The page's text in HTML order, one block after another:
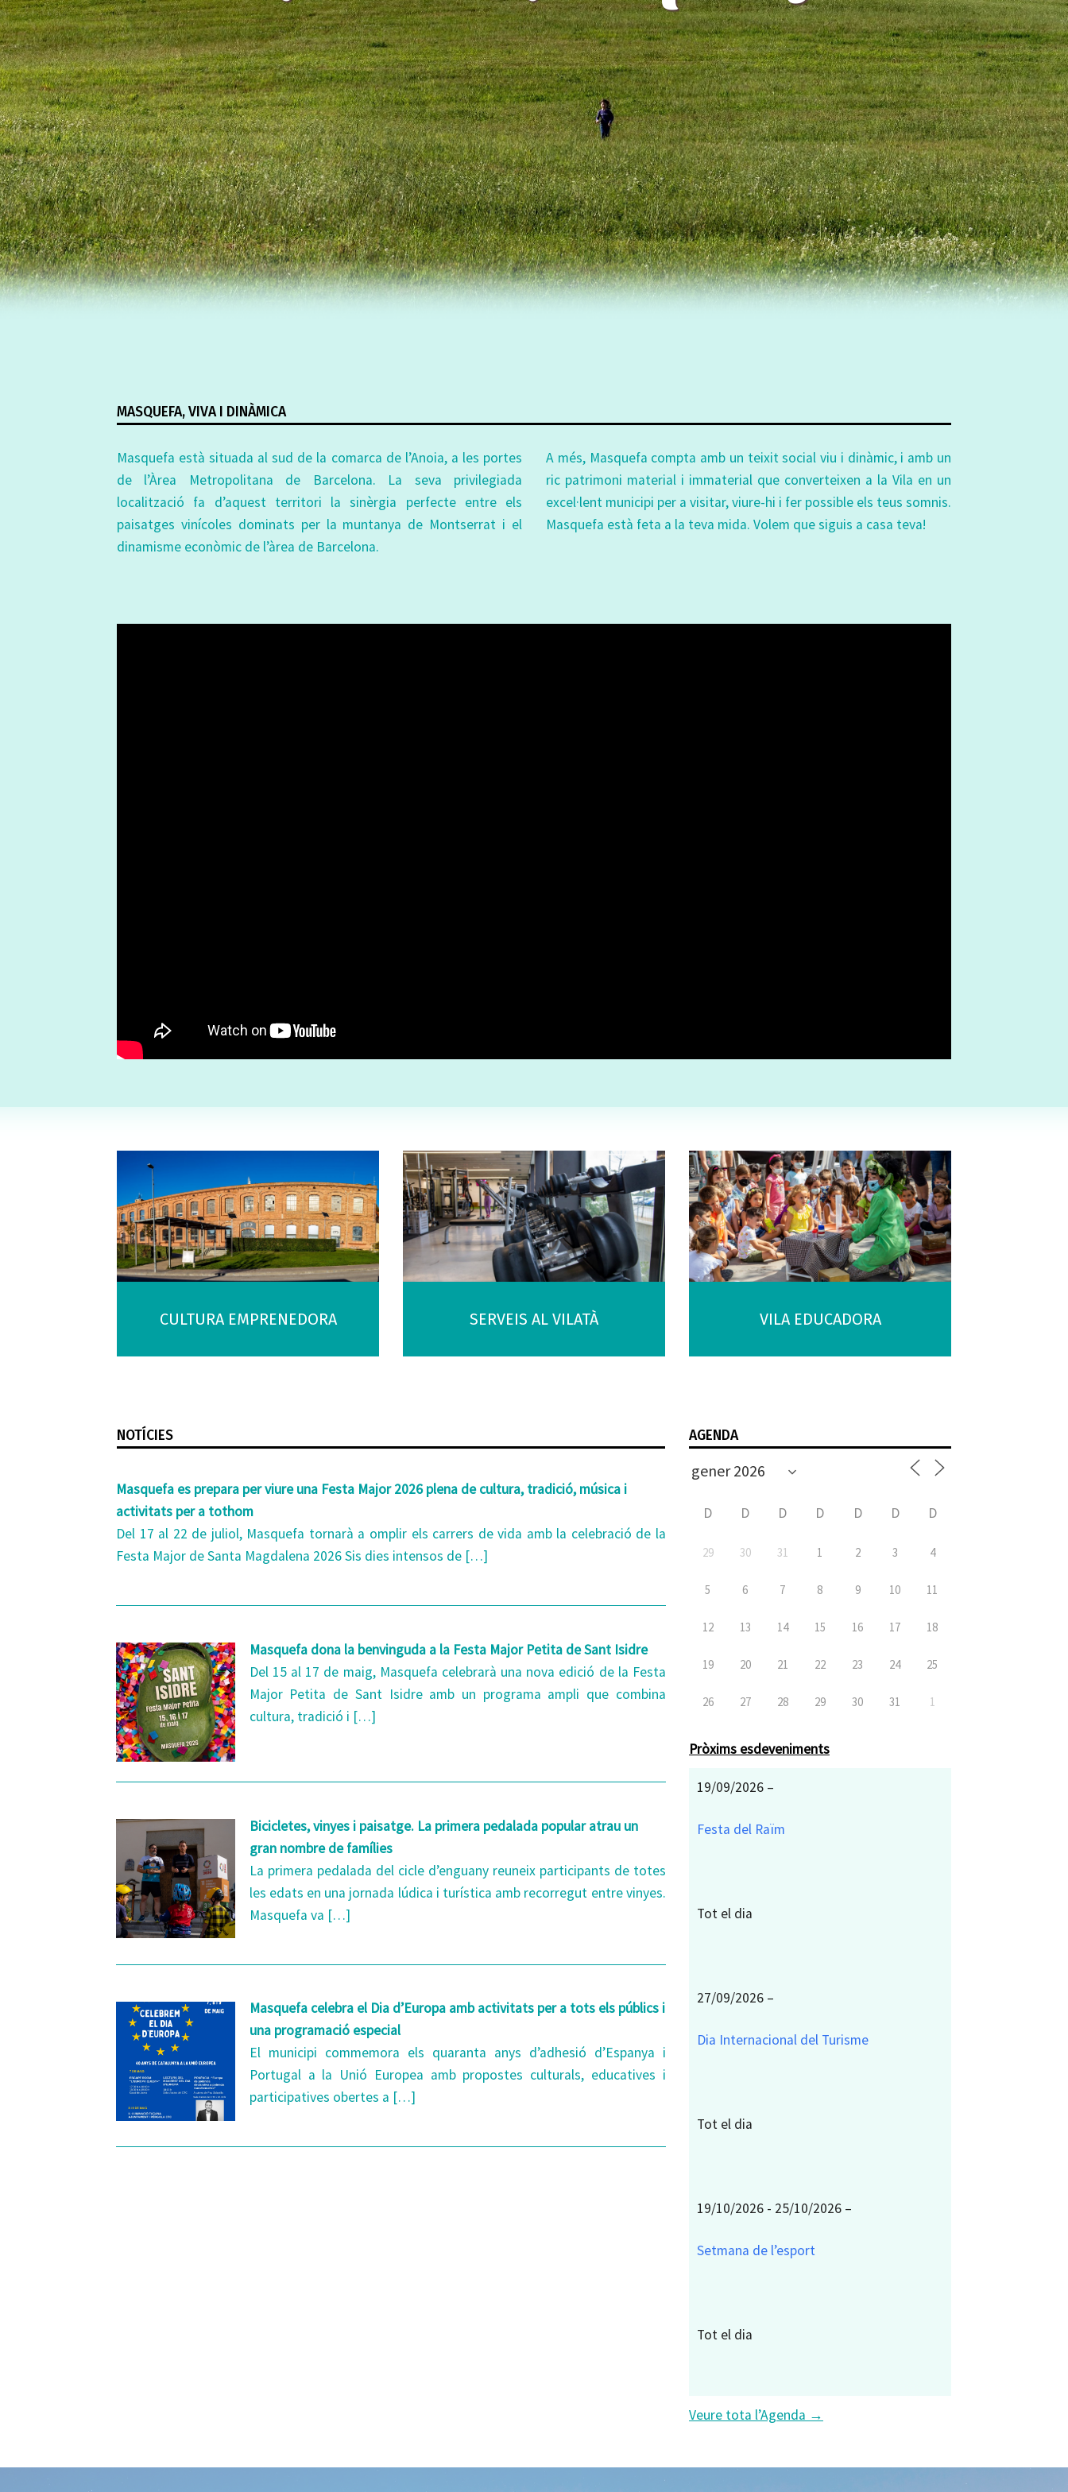
MÉS INFORMACIÓ
MASQUEFA, VIVA I DINÀMICA
Masquefa està situada al sud de la comarca de l’Anoia, a les portes
de l’Àrea Metropolitana de Barcelona. La seva privilegiada
localització fa d’aquest territori la sinèrgia perfecte entre els
paisatges vinícoles dominats per la muntanya de Montserrat i el
dinamisme econòmic de l’àrea de Barcelona.
A més, Masquefa compta amb un teixit social viu i dinàmic, i amb un
ric patrimoni material i immaterial que converteixen a la Vila en un
excel·lent municipi per a visitar, viure-hi i fer possible els teus somnis.
Masquefa està feta a la teva mida. Volem que siguis a casa teva!
CULTURA EMPRENEDORA SERVEIS AL VILATÀ VILA EDUCADORA
NOTÍCIES
Masquefa es prepara per viure una Festa Major 2026 plena de cultura, tradició, música i
activitats per a tothom
Del 17 al 22 de juliol, Masquefa tornarà a omplir els carrers de vida amb la celebració de la
Festa Major de Santa Magdalena 2026 Sis dies intensos de […]
Masquefa dona la benvinguda a la Festa Major Petita de Sant Isidre
Del 15 al 17 de maig, Masquefa celebrarà una nova edició de la Festa
Major Petita de Sant Isidre amb un programa ampli que combina
cultura, tradició i […]
Bicicletes, vinyes i paisatge. La primera pedalada popular atrau un
gran nombre de famílies
La primera pedalada del cicle d’enguany reuneix participants de totes
les edats en una jornada lúdica i turística amb recorregut entre vinyes.
Masquefa va […]
Masquefa celebra el Dia d’Europa amb activitats per a tots els públics i
una programació especial
El municipi commemora els quaranta anys d’adhesió d’Espanya i
Portugal a la Unió Europea amb propostes culturals, educatives i
participatives obertes a […]
AGENDA
D D D D D D D
29 30 31 1 2 3 4
5 6 7 8 9 10 11
12 13 14 15 16 17 18
19 20 21 22 23 24 25
26 27 28 29 30 31 1
Pròxims esdeveniments
19/09/2026 –
Festa del Raïm
Tot el dia
27/09/2026 –
Dia Internacional del Turisme
Tot el dia
19/10/2026 - 25/10/2026 –
Setmana de l’esport
Tot el dia
Veure tota l’Agenda →